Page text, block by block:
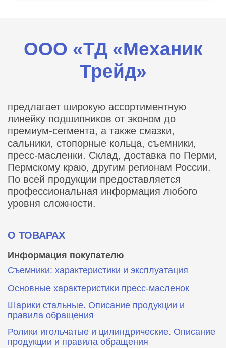
ООО «ТД «Механик
Трейд»
предлагает широкую ассортиментную
линейку подшипников от эконом до
премиум-сегмента, а также смазки,
сальники, стопорные кольца, съемники,
пресс-масленки. Склад, доставка по Перми,
Пермскому краю, другим регионам России.
По всей продукции предоставляется
профессиональная информация любого
уровня сложности.
О ТОВАРАХ
Информация покупателю
Съемники: характеристики и эксплуатация
Основные характеристики пресс‑масленок
Шарики стальные. Описание продукции и
правила обращения
Ролики игольчатые и цилиндрические. Описание
продукции и правила обращения